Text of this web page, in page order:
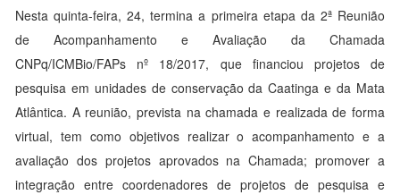
Nesta quinta-feira, 24, termina a primeira etapa da 2ª Reunião
de Acompanhamento e Avaliação da Chamada
CNPq/ICMBio/FAPs nº 18/2017, que financiou projetos de
pesquisa em unidades de conservação da Caatinga e da Mata
Atlântica. A reunião, prevista na chamada e realizada de forma
virtual, tem como objetivos realizar o acompanhamento e a
avaliação dos projetos aprovados na Chamada; promover a
integração entre coordenadores de projetos de pesquisa e